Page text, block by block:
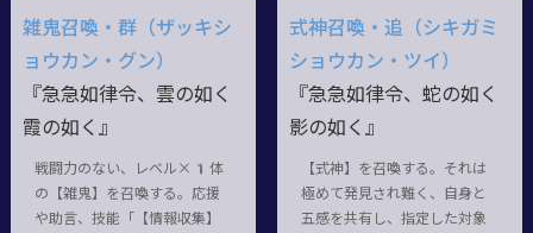
雑鬼召喚・群（ザッキシ
ョウカン・グン）
『急急如律令、雲の如く
霞の如く』
戦闘力のない、レベル×1体
の【雑鬼】を召喚する。応援
や助言、技能「【情報収集】
式神召喚・追（シキガミ
ショウカン・ツイ）
『急急如律令、蛇の如く
影の如く』
【式神】を召喚する。それは
極めて発見され難く、自身と
五感を共有し、指定した対象